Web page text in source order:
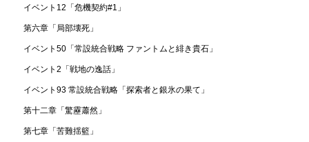
イベント12「危機契約#1」
第六章「局部壊死」
イベント50「常設統合戦略 ファントムと緋き貴石」
イベント2「戦地の逸話」
イベント93 常設統合戦略「探索者と銀氷の果て」
第十二章「驚靂蕭然」
第七章「苦難揺籃」